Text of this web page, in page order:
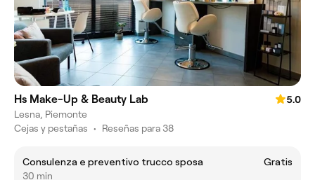
Hs Make-Up & Beauty Lab
5.0
Lesna, Piemonte
Cejas y pestañas • Reseñas para 38
Consulenza e preventivo trucco sposa
Gratis
30 min